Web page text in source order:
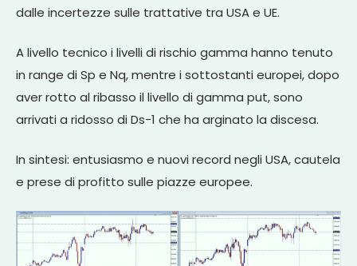
dalle incertezze sulle trattative tra USA e UE.
A livello tecnico i livelli di rischio gamma hanno tenuto
in range di Sp e Nq, mentre i sottostanti europei, dopo
aver rotto al ribasso il livello di gamma put, sono
arrivati a ridosso di Ds-1 che ha arginato la discesa.
In sintesi: entusiasmo e nuovi record negli USA, cautela
e prese di profitto sulle piazze europee.